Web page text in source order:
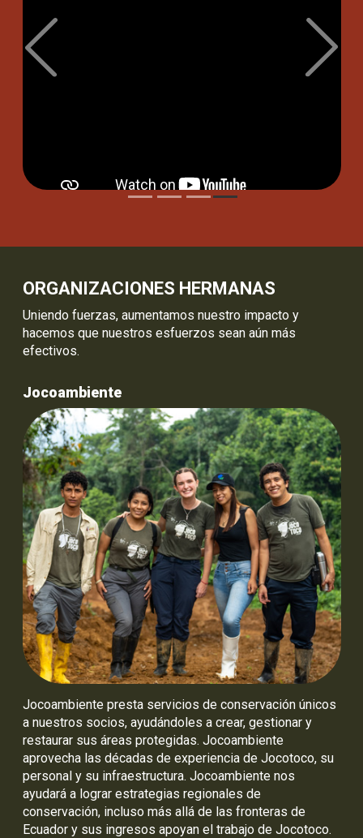
ORGANIZACIONES HERMANAS
Uniendo fuerzas, aumentamos nuestro impacto y
hacemos que nuestros esfuerzos sean aún más
efectivos.
Jocoambiente
Jocoambiente presta servicios de conservación únicos
a nuestros socios, ayudándoles a crear, gestionar y
restaurar sus áreas protegidas. Jocoambiente
aprovecha las décadas de experiencia de Jocotoco, su
personal y su infraestructura. Jocoambiente nos
ayudará a lograr estrategias regionales de
conservación, incluso más allá de las fronteras de
Ecuador y sus ingresos apoyan el trabajo de Jocotoco.
Previous Next